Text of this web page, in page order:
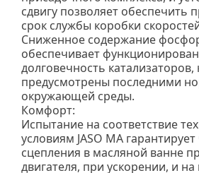
сдвигу позволяет обеспечить
срок службы коробки
Сниженное содержание
обеспечивает
долговечность
предусмотрены последними
окружающей среды.
Комфорт:
Испытание на соответствие
условиям JASO MA
сцепления в масляной ванне
двигателя, при ускорении, и